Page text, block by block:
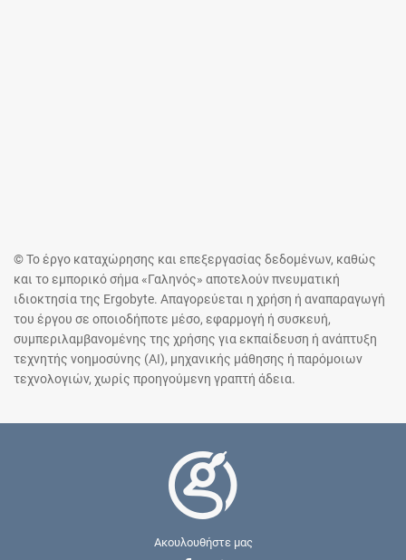
© Το έργο καταχώρησης και επεξεργασίας δεδομένων, καθώς
και το εμπορικό σήμα «Γαληνός» αποτελούν πνευματική
ιδιοκτησία της Ergobyte. Απαγορεύεται η χρήση ή αναπαραγωγή
του έργου σε οποιοδήποτε μέσο, εφαρμογή ή συσκευή,
συμπεριλαμβανομένης της χρήσης για εκπαίδευση ή ανάπτυξη
τεχνητής νοημοσύνης (AI), μηχανικής μάθησης ή παρόμοιων
τεχνολογιών, χωρίς προηγούμενη γραπτή άδεια.
Ακουλουθήστε μας